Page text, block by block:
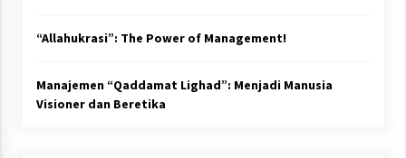
“Allahukrasi”: The Power of Management!
Manajemen “Qaddamat Lighad”: Menjadi Manusia
Visioner dan Beretika